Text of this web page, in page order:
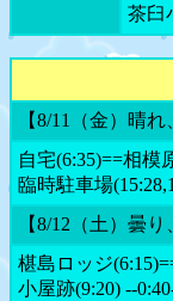
茶臼
【8/11（金）晴れ
自宅(6:35)==相模
臨時駐車場
【8/12（土）曇り
椹島ロッジ
小屋跡(9:20) --